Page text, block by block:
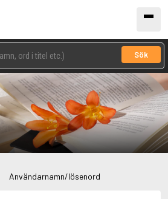
Sök
Användarnamn/lösenord